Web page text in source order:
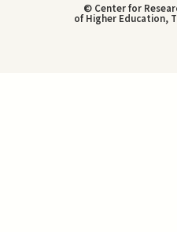
© Center for
of Higher Education,